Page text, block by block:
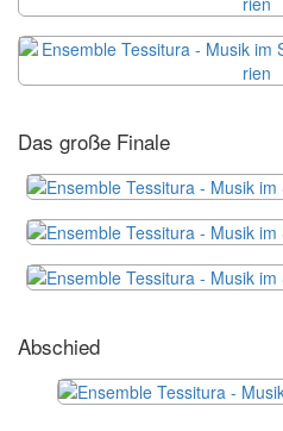
Das große Finale
Abschied